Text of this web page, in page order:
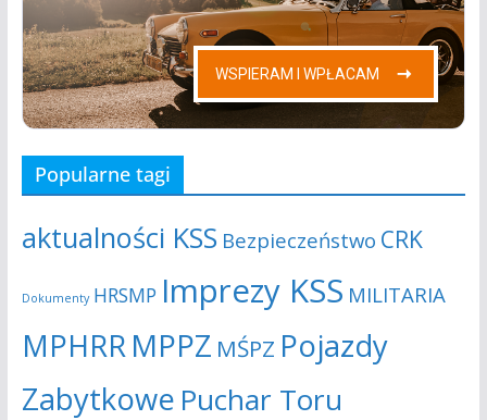
Popularne tagi
aktualności KSS Bezpieczeństwo CRK
Dokumenty HRSMP Imprezy KSS MILITARIA
MPHRRMPPZ MŚPZ Pojazdy
Zabytkowe Puchar Toru